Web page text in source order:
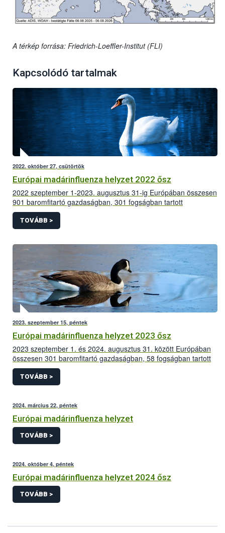
A térkép forrása: Friedrich-Loeffler-Institut (FLI)
Kapcsolódó tartalmak
2022. október 27, csütörtök
Európai madárinfluenza helyzet 2022 ősz
2022 szeptember 1-2023. augusztus 31-ig Európában összesen
901 baromfitartó gazdaságban, 301 fogságban tartott
madarakat tartó intézményben és 19.021 vadmadárban
mutatták ki a szakemberek a magas patogenitású
madárinfluenza vírusát.
TOVÁBB >
2023. szeptember 15, péntek
Európai madárinfluenza helyzet 2023 ősz
2023 szeptember 1. és 2024. augusztus 31. között Európában
összesen 301 baromfitartó gazdaságban, 58 fogságban tartott
madarakat tartó létesítményben és 1.700 vadmadárból mutatták
ki a szakemberek a magas patogenitású madárinfluenza
vírusát.
TOVÁBB >
2024. március 22, péntek
Európai madárinfluenza helyzet
TOVÁBB >
2024. október 4, péntek
Európai madárinfluenza helyzet 2024 ősz
TOVÁBB >